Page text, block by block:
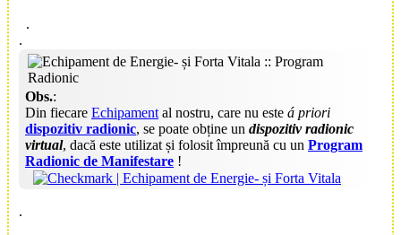
.
.
Obs.:
Din fiecare Echipament al nostru, care nu este á priori
dispozitiv radionic, se poate obține un dispozitiv radionic
virtual, dacă este utilizat și folosit împreună cu un Program
Radionic de Manifestare !
.